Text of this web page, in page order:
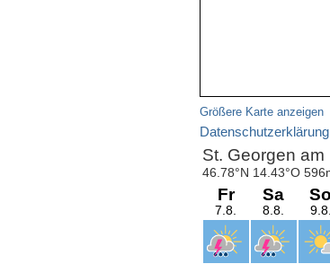
Größere Karte anzeigen
Datenschutzerklärung